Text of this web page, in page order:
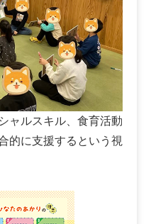
ャルスキル、食育活動
的に支援するという視